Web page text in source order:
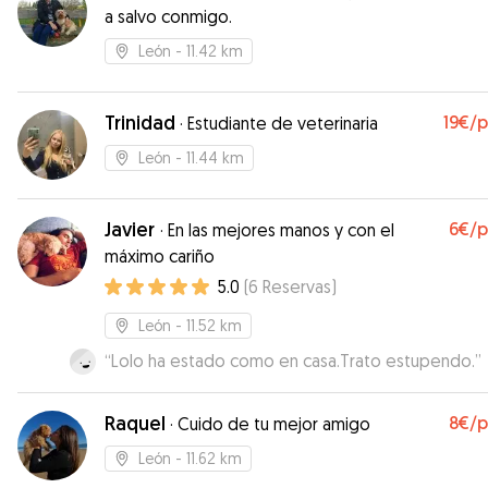
a salvo conmigo.
León - 11.42 km
Trinidad · Estudiante de veterinaria 19€/
León - 11.44 km
Javier · En las mejores manos y con el
máximo cariño
6€/
5.0 (6 Reservas)
León - 11.52 km
“Lolo ha estado como en casa.Trato estupendo.”
Raquel · Cuido de tu mejor amigo 8€/
León - 11.62 km